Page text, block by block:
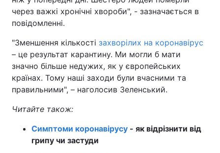
через важкі хронічні хвороби", - зазначається в
повідомленні.
"Зменшення кількості захворілих на коронавірус
– це результат карантину. Ми могли б мати
значно більше недужих, як у європейських
країнах. Тому наші заходи були вчасними та
правильними", – наголосив Зеленський.
Читайте також:
Симптоми коронавірусу - як відрізнити від
грипу чи застуди